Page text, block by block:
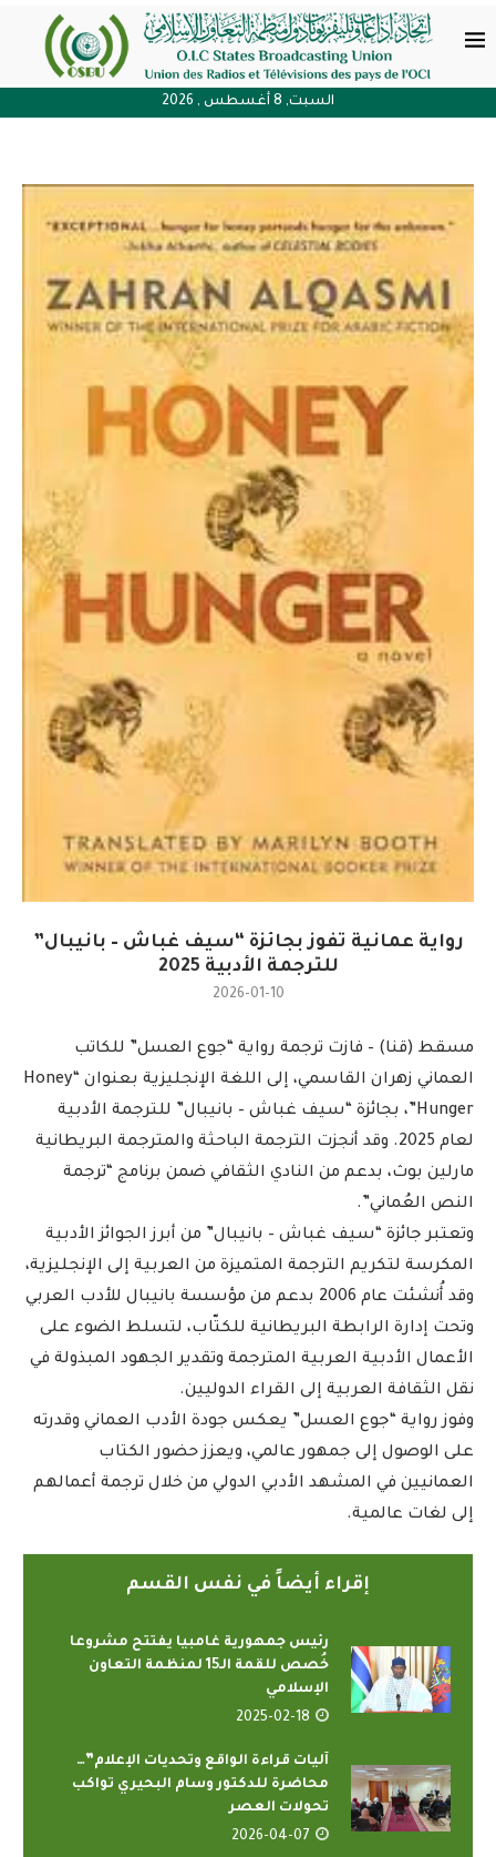
السبت, 8 أغسطس , 2026
رواية عمانية تفوز بجائزة “سيف غباش – بانيبال”
للترجمة الأدبية 2025
2026-01-10
مسقط (قنا) – فازت ترجمة رواية “جوع العسل” للكاتب
العماني زهران القاسمي، إلى اللغة الإنجليزية بعنوان “Honey
Hunger”، بجائزة “سيف غباش – بانيبال” للترجمة الأدبية
لعام 2025. وقد أنجزت الترجمة الباحثة والمترجمة البريطانية
مارلين بوث، بدعم من النادي الثقافي ضمن برنامج “ترجمة
النص العُماني”.
وتعتبر جائزة “سيف غباش – بانيبال” من أبرز الجوائز الأدبية
المكرسة لتكريم الترجمة المتميزة من العربية إلى الإنجليزية،
وقد أُنشئت عام 2006 بدعم من مؤسسة بانيبال للأدب العربي
وتحت إدارة الرابطة البريطانية للكتّاب، لتسلط الضوء على
الأعمال الأدبية العربية المترجمة وتقدير الجهود المبذولة في
نقل الثقافة العربية إلى القراء الدوليين.
وفوز رواية “جوع العسل” يعكس جودة الأدب العماني وقدرته
على الوصول إلى جمهور عالمي، ويعزز حضور الكتاب
العمانيين في المشهد الأدبي الدولي من خلال ترجمة أعمالهم
إلى لغات عالمية.
إقراء أيضاً في نفس القسم
رئيس جمهورية غامبيا يفتتح مشروعا
خُصص للقمة الـ15 لمنظمة التعاون
الإسلامي
2025-02-18
آليات قراءة الواقع وتحديات الإعلام”…
محاضرة للدكتور وسام البحيري تواكب
تحولات العصر
2026-04-07